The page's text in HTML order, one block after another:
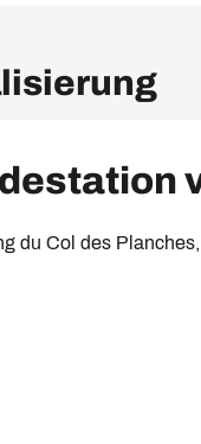
du Col des